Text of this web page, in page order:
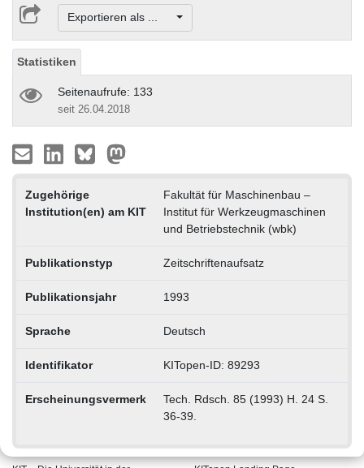
Exportieren als ...
Statistiken
Seitenaufrufe: 133
seit 26.04.2018
Zugehörige
Institution(en) am KIT
Fakultät für Maschinenbau –
Institut für Werkzeugmaschinen
und Betriebstechnik (wbk)
Publikationstyp Zeitschriftenaufsatz
Publikationsjahr 1993
Sprache Deutsch
Identifikator KITopen-ID: 89293
Erscheinungsvermerk
Tech. Rdsch. 85 (1993) H. 24 S.
36-39.